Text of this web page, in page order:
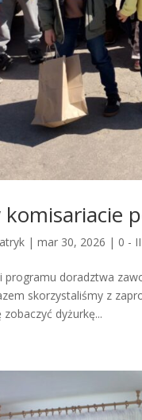
|mar 30, 2026 | 0 -
programu doradztwa
skorzystaliśmy z
dyżurkę...